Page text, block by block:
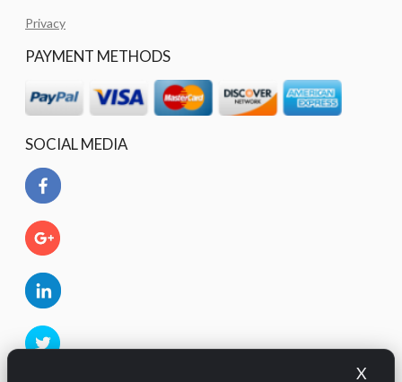
X
Privacy
PAYMENT METHODS
SOCIAL MEDIA